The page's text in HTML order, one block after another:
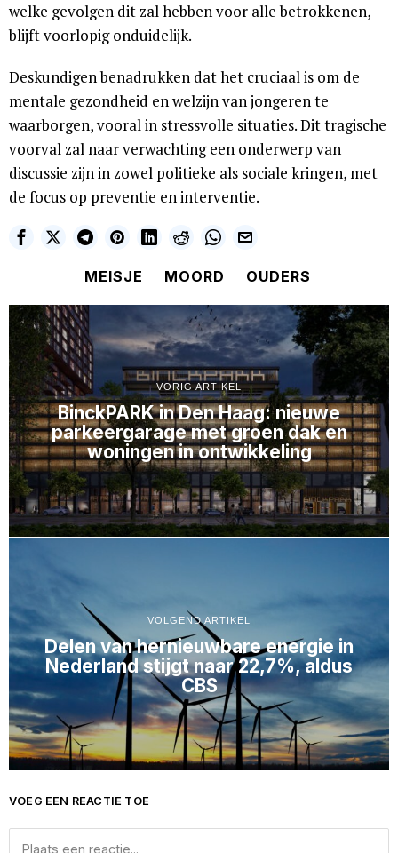
welke gevolgen dit zal hebben voor alle betrokkenen,
blijft voorlopig onduidelijk.
Deskundigen benadrukken dat het cruciaal is om de
mentale gezondheid en welzijn van jongeren te
waarborgen, vooral in stressvolle situaties. Dit tragische
voorval zal naar verwachting een onderwerp van
discussie zijn in zowel politieke als sociale kringen, met
de focus op preventie en interventie.
MEISJE MOORD OUDERS
VORIG ARTIKEL
BinckPARK in Den Haag: nieuwe
parkeergarage met groen dak en
woningen in ontwikkeling
VOLGEND ARTIKEL
Delen van hernieuwbare energie in
Nederland stijgt naar 22,7%, aldus
CBS
VOEG EEN REACTIE TOE